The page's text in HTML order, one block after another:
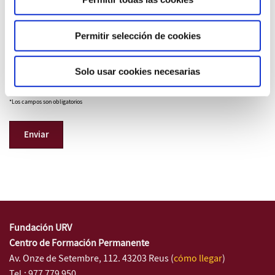
Permitir selección de cookies
Solo usar cookies necesarias
Derechos
Acceder a tus datos, rectificarlos,
suprimirlos, solicitar su portabilidad,
oponerse a su tratamiento y solicitar su
limitación.
Información adicional sobre datos de carácter personal
*Los campos son obligatorios
Fundación URV
Centro de Formación Permanente
Av. Onze de Setembre, 112. 43203 Reus (cómo llegar)